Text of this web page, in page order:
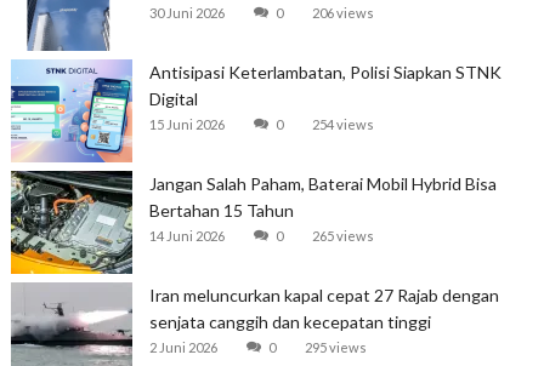
30 Juni 2026 0 206 views
Antisipasi Keterlambatan, Polisi Siapkan STNK
Digital
15 Juni 2026 0 254 views
Jangan Salah Paham, Baterai Mobil Hybrid Bisa
Bertahan 15 Tahun
14 Juni 2026 0 265 views
Iran meluncurkan kapal cepat 27 Rajab dengan
senjata canggih dan kecepatan tinggi
2 Juni 2026 0 295 views